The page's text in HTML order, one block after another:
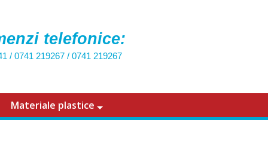
telefonice:
/ 0741 219267/ 0741 219267
Materiale plastice